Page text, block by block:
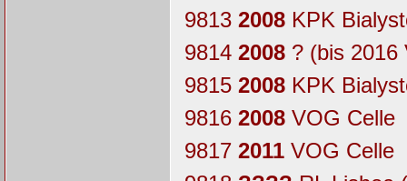
9813 2008KPK
9814 2008? (bis 2016
9815 2008KPK
9816 2008VOG Celle
9817 2011VOG Celle